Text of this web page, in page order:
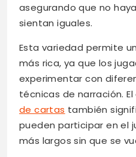
asegurando que no
sientan iguales.
Esta variedad permite
más rica, ya que los
experimentar con
técnicas de narración.
de cartas también
pueden participar en el
más largos sin que se